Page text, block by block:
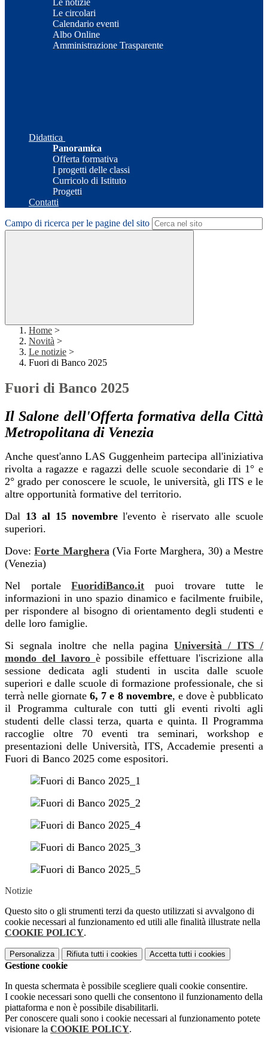
Le notizie
Le circolari
Calendario eventi
Albo Online
Amministrazione Trasparente
Didattica
Panoramica
Offerta formativa
I progetti delle classi
Curricolo di Istituto
Progetti
Contatti
Campo di ricerca per le pagine del sito
Home >
Novità >
Le notizie >
Fuori di Banco 2025
Fuori di Banco 2025
Il Salone dell'Offerta formativa della Città
Metropolitana di Venezia
Anche quest'anno LAS Guggenheim partecipa all'iniziativa
rivolta a ragazze e ragazzi delle scuole secondarie di 1° e
2° grado per conoscere le scuole, le università, gli ITS e le
altre opportunità formative del territorio.
Dal 13 al 15 novembrel'evento è riservato alle scuole
superiori.
Dove:Forte Marghera(Via Forte Marghera, 30) a Mestre
(Venezia)
Nel portaleFuoridiBanco.it puoi trovare tutte le
informazioni in uno spazio dinamico e facilmente fruibile,
per rispondere al bisogno di orientamento degli studenti e
delle loro famiglie.
Si segnala inoltre che nella paginaUniversità / ITS /
mondo del lavoro è possibile effettuare l'iscrizione alla
sessione dedicata agli studenti in uscita dalle scuole
superiori e dalle scuole di formazione professionale, che si
terrà nelle giornate6, 7 e 8 novembre, e dove è pubblicato
il Programma culturale con tutti gli eventi rivolti agli
studenti delle classi terza, quarta e quinta.Il Programma
raccoglie oltre 70 eventi tra seminari, workshop e
presentazioni delle Università, ITS, Accademie presenti a
Fuori di Banco 2025 come espositori.
Notizie
Questo sito o gli strumenti terzi da questo utilizzati si avvalgono di
cookie necessari al funzionamento ed utili alle finalità illustrate nella
COOKIE POLICY.
Personalizza Rifiuta tutti i cookies Accetta tutti i cookies
Gestione cookie
In questa schermata è possibile scegliere quali cookie consentire.
I cookie necessari sono quelli che consentono il funzionamento della
piattaforma e non è possibile disabilitarli.
Per conoscere quali sono i cookie necessari al funzionamento potete
visionare la COOKIE POLICY.